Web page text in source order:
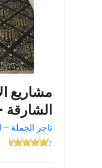
مشاريع
الشارقة – +971 6
تاجر الجملة –